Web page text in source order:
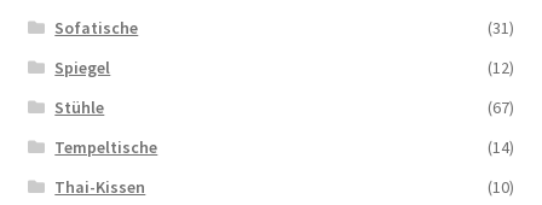
Sofatische
(31)
Spiegel
(12)
Stühle
(67)
Tempeltische
(14)
Thai-Kissen
(10)